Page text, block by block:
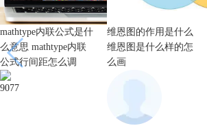
mathtype内联公式是什
么意思 mathtype内联
公式行间距怎么调
9077
维恩图的作用是什么
维恩图是什么样的怎
么画